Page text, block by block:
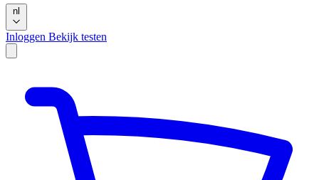
nl
Inloggen Bekijk testen